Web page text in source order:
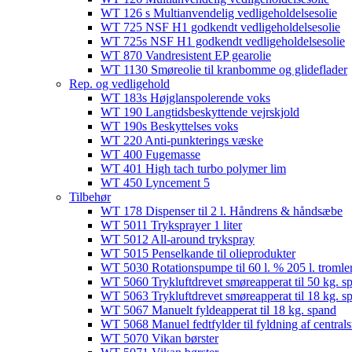
WT 126 s Multianvendelig vedligeholdelsesolie
WT 725 NSF H1 godkendt vedligeholdelsesolie​
WT 725s NSF H1 godkendt vedligeholdelsesolie​
WT 870 Vandresistent EP gearolie​
WT 1130 Smøreolie til kranbomme og glideflader​
Rep. og vedligehold
WT 183s Højglanspolerende voks
WT 190 Langtidsbeskyttende vejrskjold​
WT 190s Beskyttelses voks​
WT 220 Anti-punkterings væske
WT 400 Fugemasse
WT 401 High tach turbo polymer lim
WT 450 Lyncement 5
Tilbehør
WT 178 Dispenser til 2 l. Håndrens & håndsæbe
WT 5011 Tryksprayer 1 liter
WT 5012 All-around trykspray
WT 5015 Penselkande til olieprodukter
WT 5030 Rotationspumpe til 60 l. % 205 l.
WT 5060 Trykluftdrevet smøreapperat til 50 kg.
WT 5063 Trykluftdrevet smøreapperat til 18 kg.
WT 5067 Manuelt fyldeapperat til 18 kg. spand
WT 5068 Manuel fedtfylder til fyldning af
WT 5070 Vikan børster